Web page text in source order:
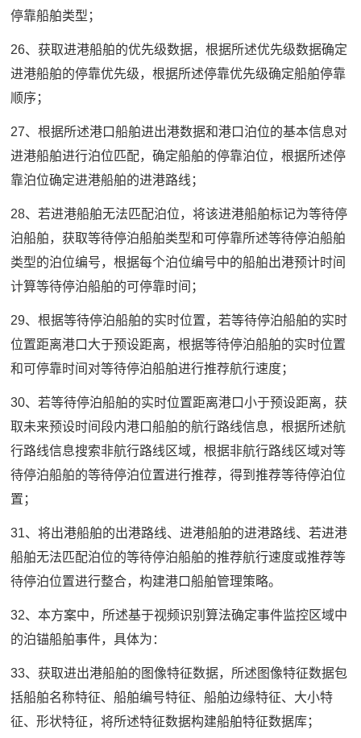
停靠船舶类型；
26、获取进港船舶的优先级数据，根据所述优先级数据确定
进港船舶的停靠优先级，根据所述停靠优先级确定船舶停靠
顺序；
27、根据所述港口船舶进出港数据和港口泊位的基本信息对
进港船舶进行泊位匹配，确定船舶的停靠泊位，根据所述停
靠泊位确定进港船舶的进港路线；
28、若进港船舶无法匹配泊位，将该进港船舶标记为等待停
泊船舶，获取等待停泊船舶类型和可停靠所述等待停泊船舶
类型的泊位编号，根据每个泊位编号中的船舶出港预计时间
计算等待停泊船舶的可停靠时间；
29、根据等待停泊船舶的实时位置，若等待停泊船舶的实时
位置距离港口大于预设距离，根据等待停泊船舶的实时位置
和可停靠时间对等待停泊船舶进行推荐航行速度；
30、若等待停泊船舶的实时位置距离港口小于预设距离，获
取未来预设时间段内港口船舶的航行路线信息，根据所述航
行路线信息搜索非航行路线区域，根据非航行路线区域对等
待停泊船舶的等待停泊位置进行推荐，得到推荐等待停泊位
置；
31、将出港船舶的出港路线、进港船舶的进港路线、若进港
船舶无法匹配泊位的等待停泊船舶的推荐航行速度或推荐等
待停泊位置进行整合，构建港口船舶管理策略。
32、本方案中，所述基于视频识别算法确定事件监控区域中
的泊锚船舶事件，具体为：
33、获取进出港船舶的图像特征数据，所述图像特征数据包
括船舶名称特征、船舶编号特征、船舶边缘特征、大小特
征、形状特征，将所述特征数据构建船舶特征数据库；